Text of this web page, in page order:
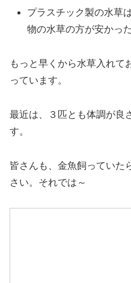
プラスチック製の水草
物の水草の方が安かっ
もっと早くから水草入れて
っています。
最近は、３匹とも体調が良
す。
皆さんも、金魚飼っていた
さい。それでは～